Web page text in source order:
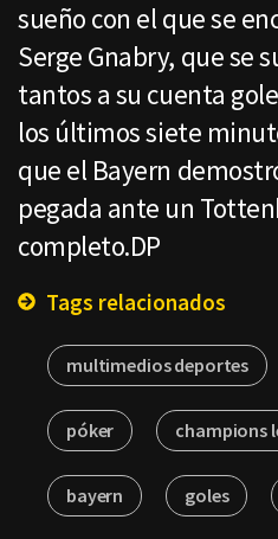
sueño con el que se
Serge Gnabry, que se
tantos a su cuenta
los últimos siete
que el Bayern
pegada ante un
completo.DP
Tags relacionados
multimedios deportes
póker champions
bayern goles